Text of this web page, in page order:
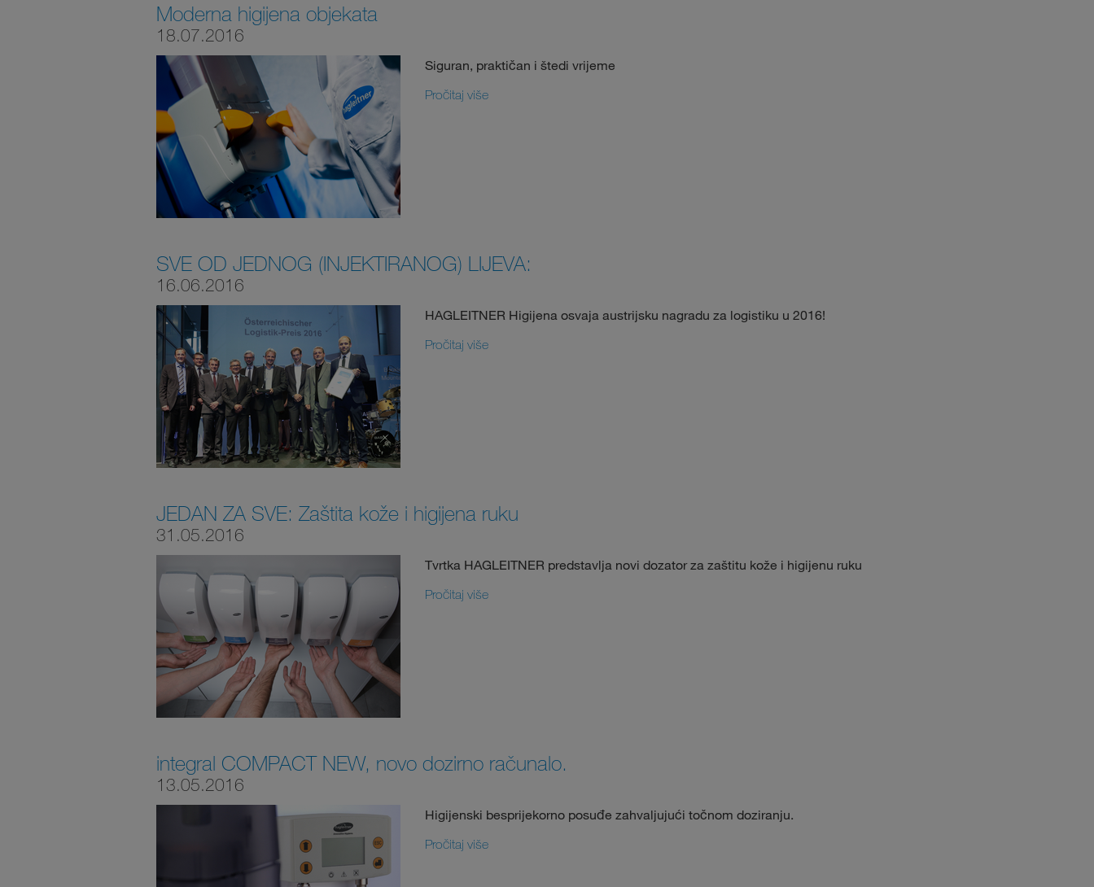
Moderna higijena objekata
18.07.2016
Siguran, praktičan i štedi vrijeme
Pročitaj više
SVE OD JEDNOG (INJEKTIRANOG) LIJEVA:
16.06.2016
HAGLEITNER Higijena osvaja austrijsku nagradu za logistiku u 2016!
Pročitaj više
JEDAN ZA SVE: Zaštita kože i higijena ruku
31.05.2016
Tvrtka HAGLEITNER predstavlja novi dozator za zaštitu kože i higijenu ruku
Pročitaj više
integral COMPACT NEW, novo dozirno računalo.
13.05.2016
Higijenski besprijekorno posuđe zahvaljujući točnom doziranju.
Pročitaj više